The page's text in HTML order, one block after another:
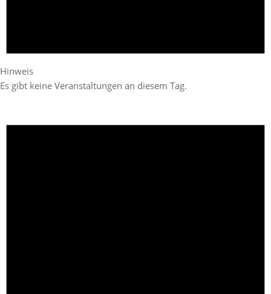
Hinweis
Es gibt keine Veranstaltungen an diesem Tag.